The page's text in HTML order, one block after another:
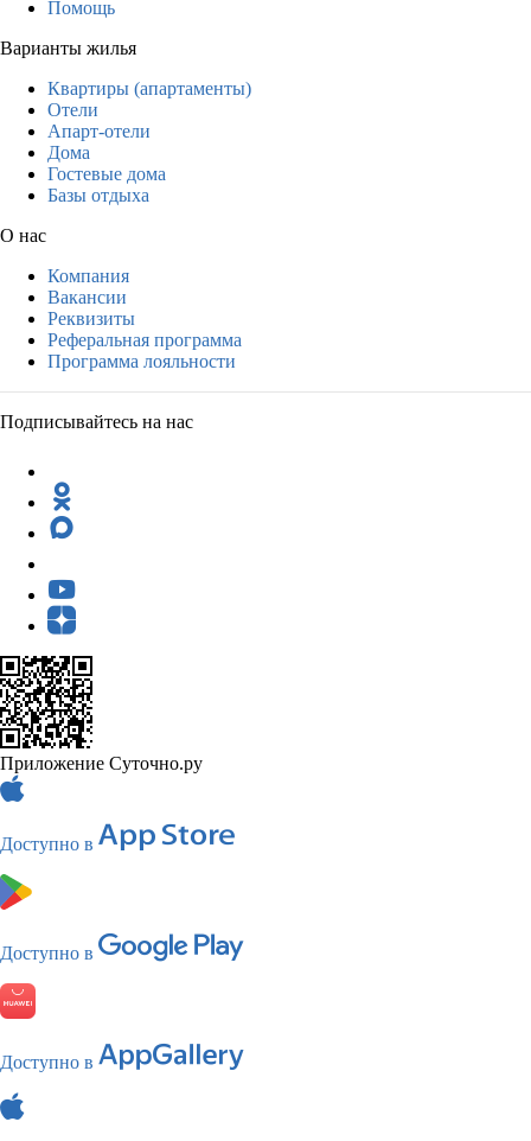
Помощь
Варианты жилья
Квартиры (апартаменты)
Отели
Апарт-отели
Дома
Гостевые дома
Базы отдыха
О нас
Компания
Вакансии
Реквизиты
Реферальная программа
Программа лояльности
Подписывайтесь на нас
Приложение Суточно.ру
Доступно в
Доступно в
Доступно в